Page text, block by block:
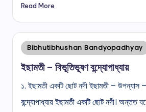
Read More
Posted
Bibhutibhushan Bandyopadhyay
ইছামতী – বিভূতিভূষণ বন্দ্যোপাধ্যায়
১. ইছামতী একটি ছোট নদী ইছামতী – উপন্যাস
বন্দ্যোপাধ্যায় ইছামতী একটি ছোট নদী। অন্তত